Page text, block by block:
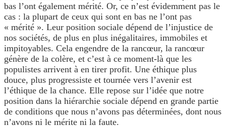
bas l’ont également mérité. Or, ce n’est évidemment pas le
cas : la plupart de ceux qui sont en bas ne l’ont pas
« mérité ». Leur position sociale dépend de l’injustice de
nos sociétés, de plus en plus inégalitaires, immobiles et
impitoyables. Cela engendre de la rancœur, la rancœur
génère de la colère, et c’est à ce moment-là que les
populistes arrivent à en tirer profit. Une éthique plus
douce, plus progressiste et tournée vers l’avenir est
l’éthique de la chance. Elle repose sur l’idée que notre
position dans la hiérarchie sociale dépend en grande partie
de conditions que nous n’avons pas déterminées, dont nous
n’avons ni le mérite ni la faute.